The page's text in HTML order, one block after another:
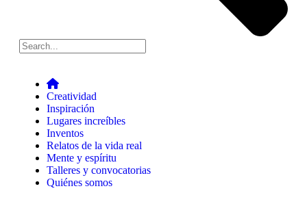
Creatividad
Inspiración
Lugares increíbles
Inventos
Relatos de la vida real
Mente y espíritu
Talleres y convocatorias
Quiénes somos